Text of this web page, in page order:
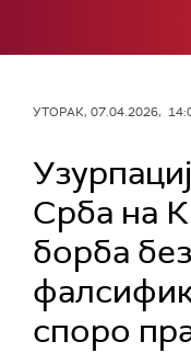
УТОРАК, 07.04.2026,
Срба на
борба
споро